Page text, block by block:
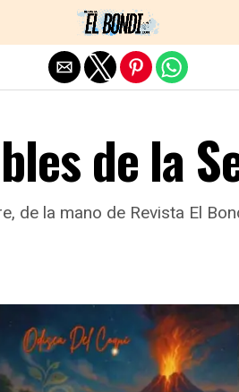
de la
de la mano de Revista El
Exit mobile version